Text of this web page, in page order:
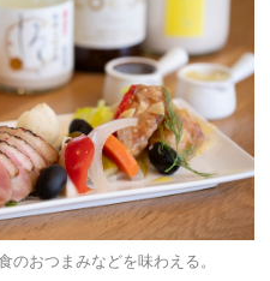
のおつまみなどを味わえる。